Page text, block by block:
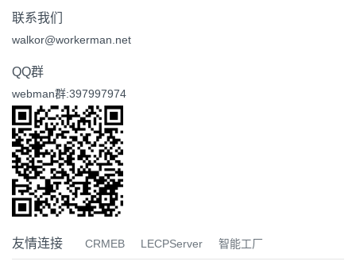
联系我们
walkor@workerman.net
QQ群
webman群:397997974
友情连接 CRMEB LECPServer 智能工厂